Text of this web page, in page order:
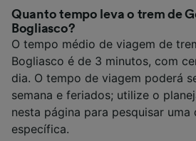
Quanto tempo leva o trem de
Bogliasco?
O tempo médio de viagem de
Bogliasco é de 3 minutos, com
dia. O tempo de viagem poderá
semana e feriados; utilize o
nesta página para pesquisar uma
específica.